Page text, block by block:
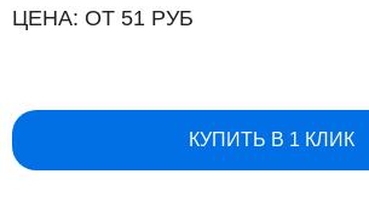
ЦЕНА: ОТ 51 РУБ
КУПИТЬ В 1 КЛИК